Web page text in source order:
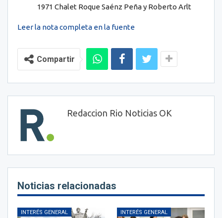
1971 Chalet Roque Saénz Peña y Roberto Arlt
Leer la nota completa en la fuente
Compartir
Redaccion Rio Noticias OK
Noticias relacionadas
INTERÉS GENERAL INTERÉS GENERAL